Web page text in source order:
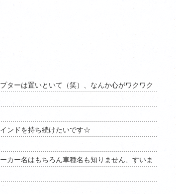
ターは置いといて（笑）、なんか心がワクワク
ンドを持ち続けたいです☆
カー名はもちろん車種名も知りません、すいま